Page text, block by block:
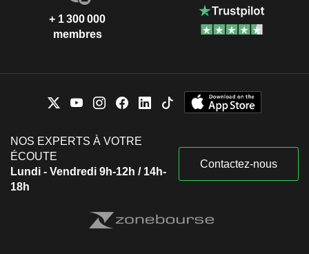
+ 1 300 000
membres
NOS EXPERTS À VOTRE
ÉCOUTE
Lundi - Vendredi 9h-12h / 14h-
18h
Contactez-nous